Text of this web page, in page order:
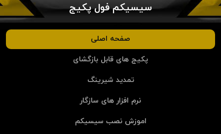
سیسیکم فول پکیج
صفحه اصلی
پکیج های قابل بازگشای
تمدید شیرینگ
نرم افزار های سازگار
اموزش نصب سیسیکم